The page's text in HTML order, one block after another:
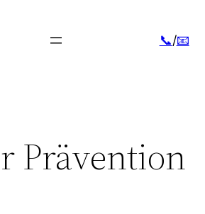
📞/📧
Prävention